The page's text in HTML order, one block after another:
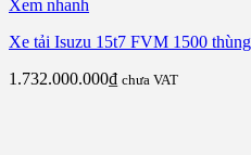
Xem nhanh
Xe tải Isuzu 15t7 FVM 1500
1.732.000.000₫ chưa VAT